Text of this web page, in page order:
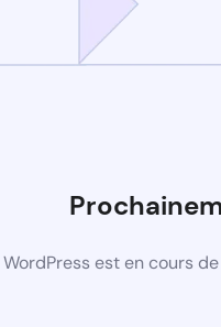
est en cours